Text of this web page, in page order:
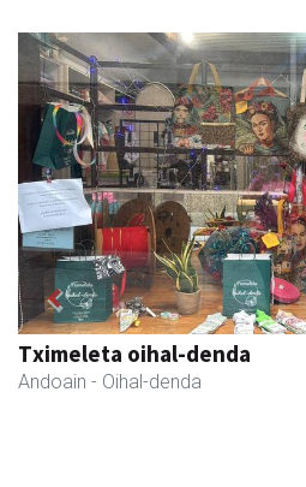
Tximeleta oihal-denda
Andoain - Oihal-denda
Previous